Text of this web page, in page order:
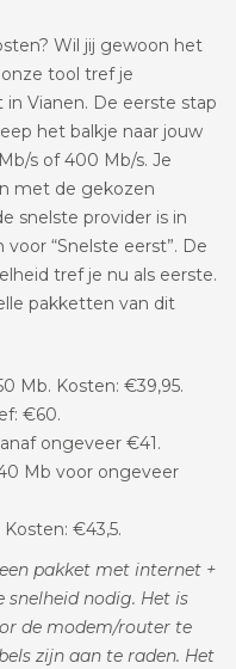
Wil jij gewoon het
tool tref je
Vianen. De eerste stap
het balkje naar jouw
s of 400 Mb/s. Je
met de gekozen
snelste provider is in
“Snelste eerst”. De
tref je nu als eerste.
pakketten van dit
Mb. Kosten: €39,95.
€60.
ongeveer €41.
Mb voor ongeveer
€43,5.
pakket met internet +
snelheid nodig. Het is
de modem/router te
zijn aan te raden. Het